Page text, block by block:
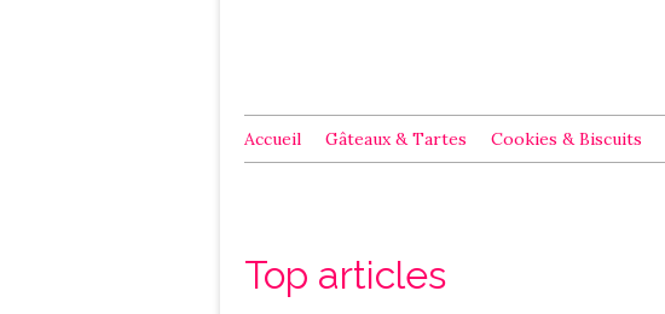
Accueil Gâteaux & Tartes Cookies & Biscuits
Top articles